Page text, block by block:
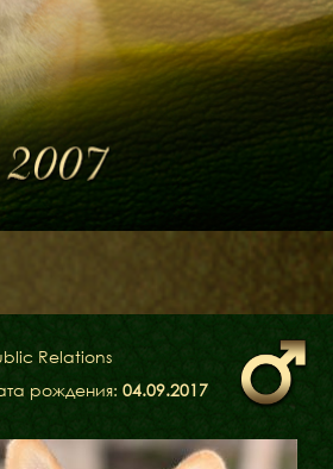
Relations
рождения: 04.09.2017